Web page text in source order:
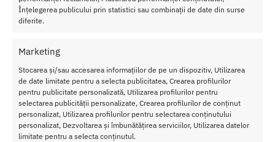
Înțelegerea publicului prin statistici sau combinații de date din surse
diferite.
Marketing
Stocarea și/sau accesarea informațiilor de pe un dispozitiv, Utilizarea
de date limitate pentru a selecta publicitatea, Crearea profilurilor
pentru publicitate personalizată, Utilizarea profilurilor pentru
selectarea publicității personalizate, Crearea profilurilor de conținut
personalizat, Utilizarea profilurilor pentru selectarea conținutului
personalizat, Dezvoltarea și îmbunătățirea serviciilor, Utilizarea datelor
limitate pentru a selecta conținutul.
Vibrat
Power
Bullet
turquo
ise
Cont